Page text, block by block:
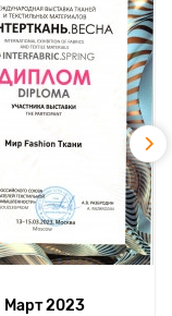
Март 2023